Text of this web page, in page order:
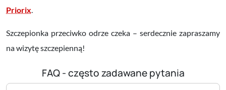
Priorix.
Szczepionka przeciwko odrze czeka – serdecznie zapraszamy
na wizytę szczepienną!
FAQ - często zadawane pytania